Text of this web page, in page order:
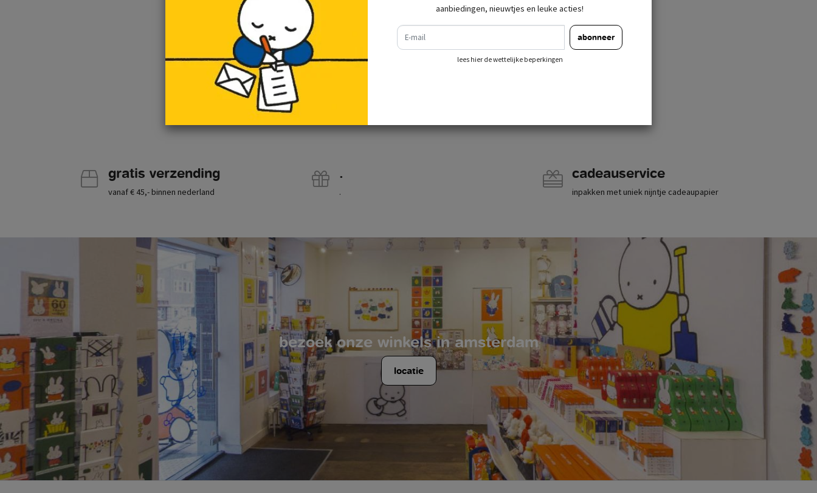
€ 2,15incl. btw
gratis verzending
vanaf € 45,- binnen nederland
.
.
cadeauservice
inpakken met uniek nijntje cadeaupapier
bezoek onze winkels in amsterdam
locatie
aanbiedingen, nieuwtjes en leuke acties!
e-mail
abonneer
lees hier de wettelijke beperkingen